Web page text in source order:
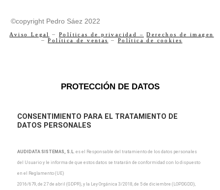
©copyright Pedro Sáez 2022
Aviso Legal – Políticas de privacidad –
Derechos de imagen
–Política de ventas – Política de cookies
PROTECCIÓN DE DATOS
CONSENTIMIENTO PARA EL TRATAMIENTO DE
DATOS PERSONALES
AUDIDATA SISTEMAS, S.L es el Responsable del tratamiento de los datos personales
del Usuario y le informa de que estos datos se tratarán de conformidad con lo dispuesto
en el Reglamento (UE)
2016/679, de 27 de abril (GDPR), y la Ley Orgánica 3/2018, de 5 de diciembre (LOPDGDD),